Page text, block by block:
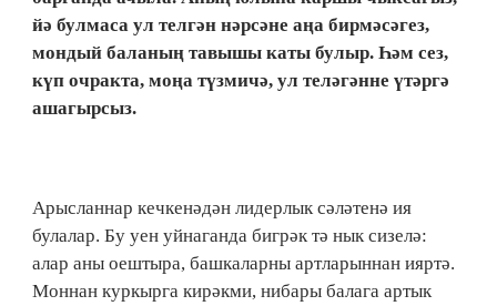
йә булмаса ул телгән нәрсәне аңа бирмәсәгез,
мондый баланың тавышы каты булыр. Һәм сез,
күп очракта, моңа түзмичә, ул теләгәнне үтәргә
ашагырсыз.
Арысланнар кечкенәдән лидерлык сәләтенә ия
булалар. Бу уен уйнаганда бигрәк тә нык сизелә:
алар аны оештыра, башкаларны артларыннан ияртә.
Моннан куркырга кирәкми, нибары балага артык